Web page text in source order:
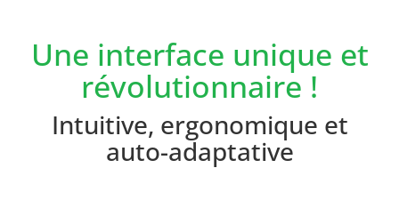
Une interface unique et
révolutionnaire !
Intuitive, ergonomique et
auto-adaptative